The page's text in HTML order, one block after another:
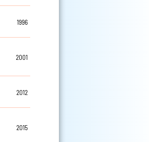
1996
2001
2012
2015